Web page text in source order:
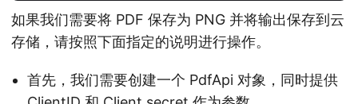
如果我们需要将 PDF 保存为 PNG 并将输出保存到云
存储，请按照下面指定的说明进行操作。
首先，我们需要创建一个 PdfApi 对象，同时提供